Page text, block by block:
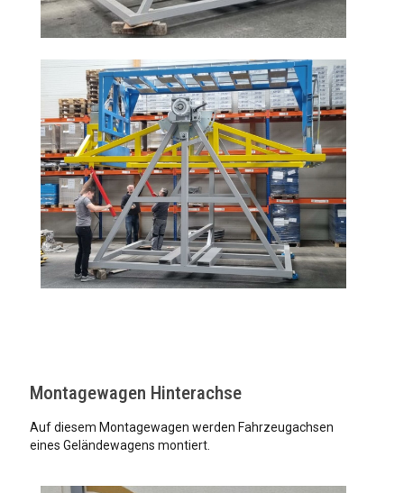
Montagewagen Hinterachse
Auf diesem Montagewagen werden Fahrzeugachsen
eines Geländewagens montiert.